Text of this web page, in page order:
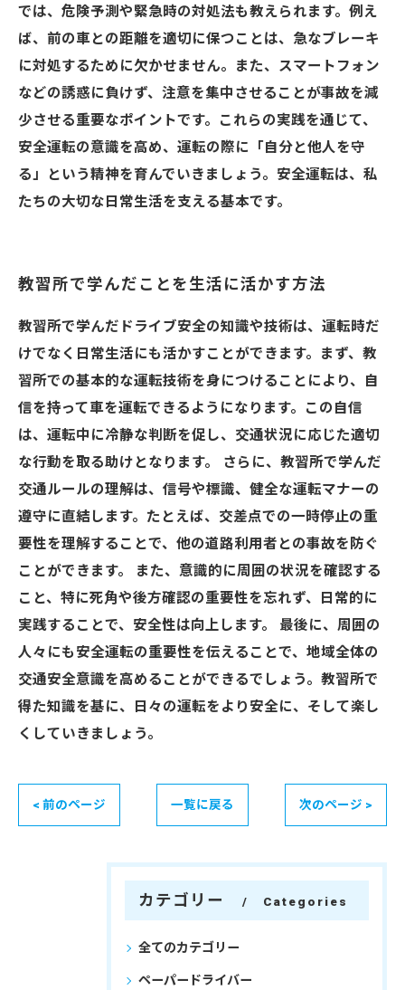
では、危険予測や緊急時の対処法も教えられます。例え
ば、前の車との距離を適切に保つことは、急なブレーキ
に対処するために欠かせません。また、スマートフォン
などの誘惑に負けず、注意を集中させることが事故を減
少させる重要なポイントです。これらの実践を通じて、
安全運転の意識を高め、運転の際に「自分と他人を守
る」という精神を育んでいきましょう。安全運転は、私
たちの大切な日常生活を支える基本です。
教習所で学んだことを生活に活かす方法
教習所で学んだドライブ安全の知識や技術は、運転時だ
けでなく日常生活にも活かすことができます。まず、教
習所での基本的な運転技術を身につけることにより、自
信を持って車を運転できるようになります。この自信
は、運転中に冷静な判断を促し、交通状況に応じた適切
な行動を取る助けとなります。 さらに、教習所で学んだ
交通ルールの理解は、信号や標識、健全な運転マナーの
遵守に直結します。たとえば、交差点での一時停止の重
要性を理解することで、他の道路利用者との事故を防ぐ
ことができます。 また、意識的に周囲の状況を確認する
こと、特に死角や後方確認の重要性を忘れず、日常的に
実践することで、安全性は向上します。 最後に、周囲の
人々にも安全運転の重要性を伝えることで、地域全体の
交通安全意識を高めることができるでしょう。教習所で
得た知識を基に、日々の運転をより安全に、そして楽し
くしていきましょう。
< 前のページ 一覧に戻る 次のページ >
カテゴリー Categories
全てのカテゴリー
ペーパードライバー